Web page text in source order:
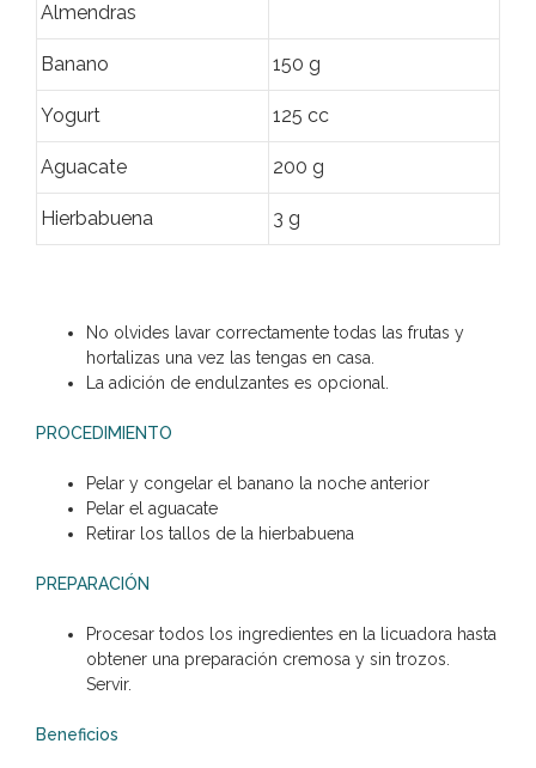
Almendras
Banano 150 g
Yogurt 125 cc
Aguacate 200 g
Hierbabuena 3 g
No olvides lavar correctamente todas las frutas y
hortalizas una vez las tengas en casa.
La adición de endulzantes es opcional.
PROCEDIMIENTO
Pelar y congelar el banano la noche anterior
Pelar el aguacate
Retirar los tallos de la hierbabuena
PREPARACIÓN
Procesar todos los ingredientes en la licuadora hasta
obtener una preparación cremosa y sin trozos.
Servir.
Beneficios